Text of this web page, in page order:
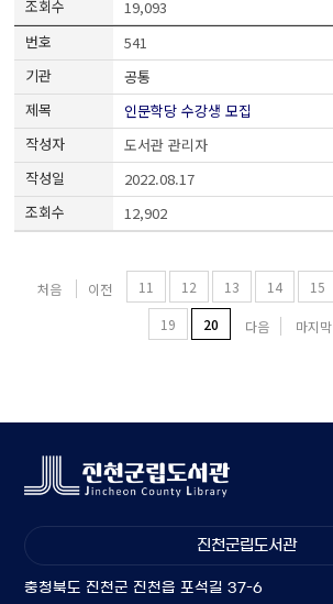
19,093
541
공통
인문학당 수강생 모집
도서관 관리자
2022.08.17
12,902
처음 이전 11 12 13 14 15
19
20 다음 마지막
진천군립도서관
충청북도 진천군 진천읍 포석길 37-6